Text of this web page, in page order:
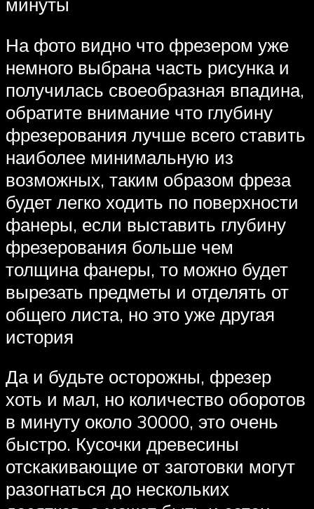
На фото видно что фрезером уже
немного выбрана часть рисунка и
получилась своеобразная впадина,
обратите внимание что глубину
фрезерования лучше всего ставить
наиболее минимальную из
возможных, таким образом фреза
будет легко ходить по поверхности
фанеры, если выставить глубину
фрезерования больше чем
толщина фанеры, то можно будет
вырезать предметы и отделять от
общего листа, но это уже другая
история
Да и будьте осторожны, фрезер
хоть и мал, но количество оборотов
в минуту около 30000, это очень
быстро. Кусочки древесины
отскакивающие от заготовки могут
разогнаться до нескольких